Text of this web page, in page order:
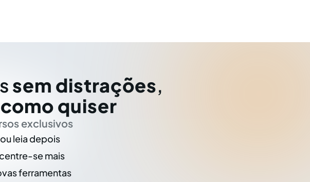
sem distrações,
como quiser
exclusivos
leia depois
se mais
ferramentas